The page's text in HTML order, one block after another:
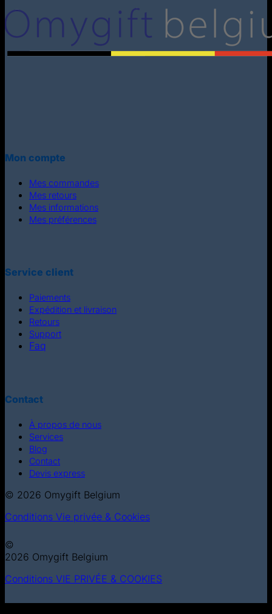
Mon compte
Mes commandes
Mes retours
Mes informations
Mes préférences
Service client
Paiements
Expédition et livraison
Retours
Support
Faq
Contact
À propos de nous
Services
Blog
Contact
Devis express
© 2026 Omygift Belgium
Conditions Vie privée & Cookies
©
2026 Omygift Belgium
Conditions VIE PRIVÉE & COOKIES